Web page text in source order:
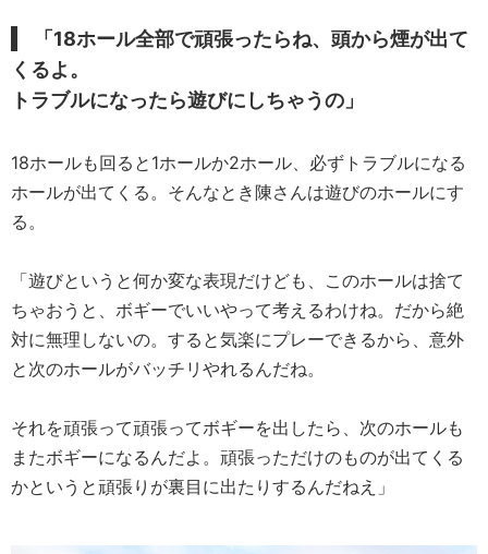
「18ホール全部で頑張ったらね、頭から煙が出て
くるよ。
トラブルになったら遊びにしちゃうの」
18ホールも回ると1ホールか2ホール、必ずトラブルになる
ホールが出てくる。そんなとき陳さんは遊びのホールにす
る。
「遊びというと何か変な表現だけども、このホールは捨て
ちゃおうと、ボギーでいいやって考えるわけね。だから絶
対に無理しないの。すると気楽にプレーできるから、意外
と次のホールがバッチリやれるんだね。
それを頑張って頑張ってボギーを出したら、次のホールも
またボギーになるんだよ。頑張っただけのものが出てくる
かというと頑張りが裏目に出たりするんだねえ」